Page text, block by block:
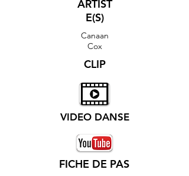
ARTIST
E(S)
Canaan
Cox
CLIP
VIDEO DANSE
FICHE DE PAS